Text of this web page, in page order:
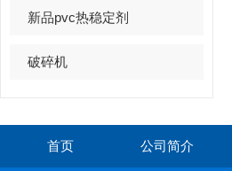
新品pvc热稳定剂
破碎机
首页 公司简介